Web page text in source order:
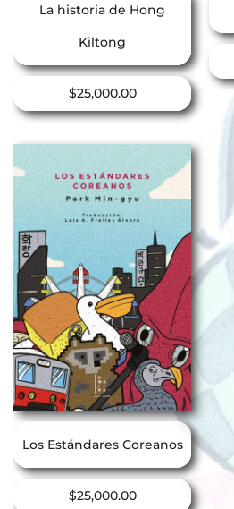
La historia de Hong
Kiltong
$25,000.00
Los Estándares Coreanos
$25,000.00